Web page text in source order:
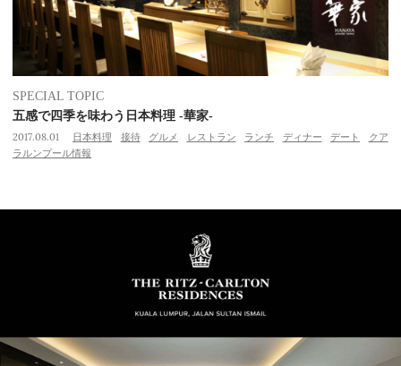
SPECIAL TOPIC
五感で四季を味わう日本料理 -華家-
2017.08.01 日本料理 接待 グルメ レストラン ランチ ディナー デート
クア
ラルンプール情報